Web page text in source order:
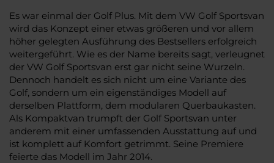
Es war einmal der Golf Plus. Mit dem VW Golf Sportsvan
wird das Konzept einer etwas größeren und vor allem
höher gelegten Ausführung des Bestsellers erfolgreich
weitergeführt. Wie es der Name bereits sagt, verleugnet
der VW Golf Sportsvan erst gar nicht seine Wurzeln.
Dennoch handelt es sich nicht um eine Variante des
Golf, sondern um ein eigenständiges Modell auf
derselben Plattform, dem modularen Querbaukasten.
Als Kompaktvan trumpft der Golf Sportsvan unter
anderem mit einer umfassenden Ausstattung auf und
ist komplett auf Komfort getrimmt. Seine Premiere
feierte das Modell im Jahr 2014.